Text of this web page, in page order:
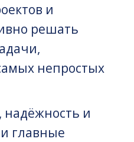
и
решать
непростых
надёжность и
главные